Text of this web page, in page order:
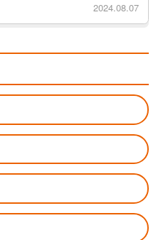
2024.08.07